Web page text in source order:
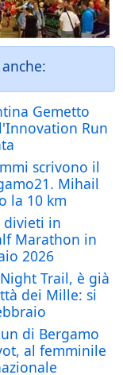
Gemetto
Run
scrivono il
Mihail
la 10 km
divieti in
Marathon in
2026
Trail, è già
dei Mille: si
di Bergamo
al femminile